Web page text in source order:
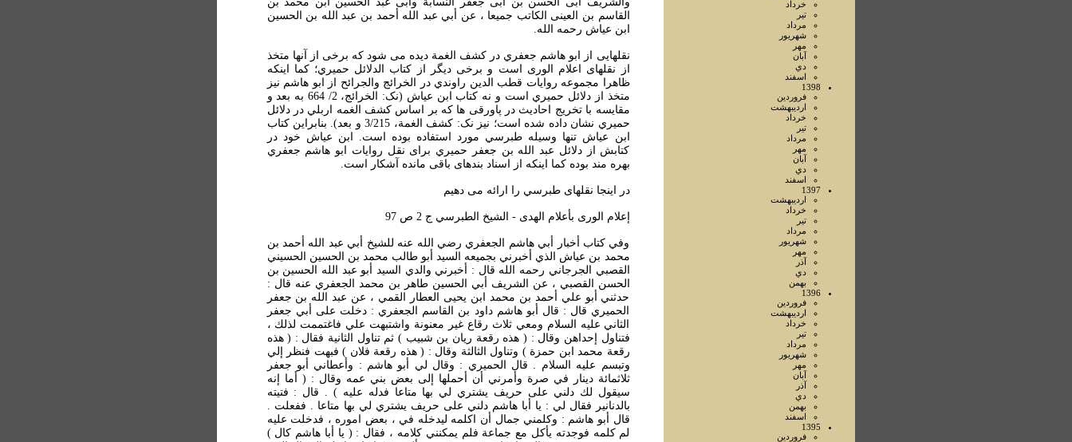
خرداد
تير
مرداد
شهريور
مهر
آبان
دي
اسفند
1398
فروردين
ارديبهشت
خرداد
تير
مرداد
مهر
آبان
دي
اسفند
1397
ارديبهشت
خرداد
تير
مرداد
شهريور
مهر
آذر
دي
بهمن
1396
فروردين
ارديبهشت
خرداد
تير
مرداد
شهريور
مهر
آبان
آذر
دي
بهمن
اسفند
1395
فروردين
القاسم بن العينى الكاتب جميعا ، عن أبي عبد الله أحمد بن عبد الله بن الحسين
ابن عياش رحمه الله.
نقلهايی از ابو هاشم جعفري در کشف الغمة ديده می شود که برخی از آنها متخذ
از نقلهای اعلام الوری است و برخی ديگر از کتاب الدلائل حميري؛ کما اينکه
ظاهرا مجموعه روايات قطب الدين راوندي در الخرائج والجرائح از ابو هاشم نيز
متخذ از دلائل حميري است و نه کتاب ابن عياش (نک: الخرائج، 2/ 664 به بعد و
مقايسه با تخريج احاديث در پاورقی ها که بر اساس کشف الغمه اربلي در دلائل
حميري نشان داده شده است؛ نيز نک: کشف الغمة، 3/215 و بعد). بنابراين کتاب
ابن عياش تنها وسيله طبرسي مورد استفاده بوده است. ابن عياش خود در
کتابش از دلائل عبد الله بن جعفر حميري برای نقل روايات ابو هاشم جعفري
بهره مند بوده کما اينکه از اسناد بندهای باقی مانده آشکار است.
در اينجا نقلهای طبرسي را ارائه می دهيم
إعلام الورى بأعلام الهدى - الشيخ الطبرسي ج 2 ص 97
وفي كتاب أخبار أبي هاشم الجعفري رضي الله عنه للشيخ أبي عبد الله أحمد بن
محمد بن عياش الذي أخبرني بجميعه السيد أبو طالب محمد بن الحسين الحسيني
القصبي الجرجاني رحمه الله قال : أخبرني والدي السيد أبو عبد الله الحسين بن
الحسن القصبي ، عن الشريف أبي الحسين طاهر بن محمد الجعفري عنه قال :
حدثني أبو علي أحمد بن محمد ابن يحيى العطار القمي ، عن عبد الله بن جعفر
الحميري قال : قال أبو هاشم داود بن القاسم الجعفري : دخلت على أبي جعفر
الثاني عليه السلام ومعي ثلاث رقاع غير معنونة واشتبهت علي فاغتممت لذلك ،
فتناول إحداهن وقال : ( هذه رقعة ريان بن شبيب ) ثم تناول الثانية فقال : ( هذه
رقعة محمد ابن حمزة ) وتناول الثالثة وقال : ( هذه رقعة فلان ) فبهت فنظر إلي
وتبسم عليه السلام . قال الحميري : وقال لي أبو هاشم : وأعطاني أبو جعفر
ثلاثمائة دينار في صرة وأمرني أن أحملها إلى بعض بني عمه وقال : ( أما إنه
سيقول لك دلني على حريف يشتري لي بها متاعا فدله عليه ) . قال : فتيته
بالدنانير فقال لي : يا أبا هاشم دلني على حريف يشتري لي بها متاعا . ففعلت .
قال أبو هاشم : وكلمني جمال أن اكلمه ليدخله في ، بعض اموره ، فدخلت عليه
لم كلمه فوجدته يأكل مع جماعة فلم يمكنني كلامه ، فقال : ( يا أبا هاشم كال )